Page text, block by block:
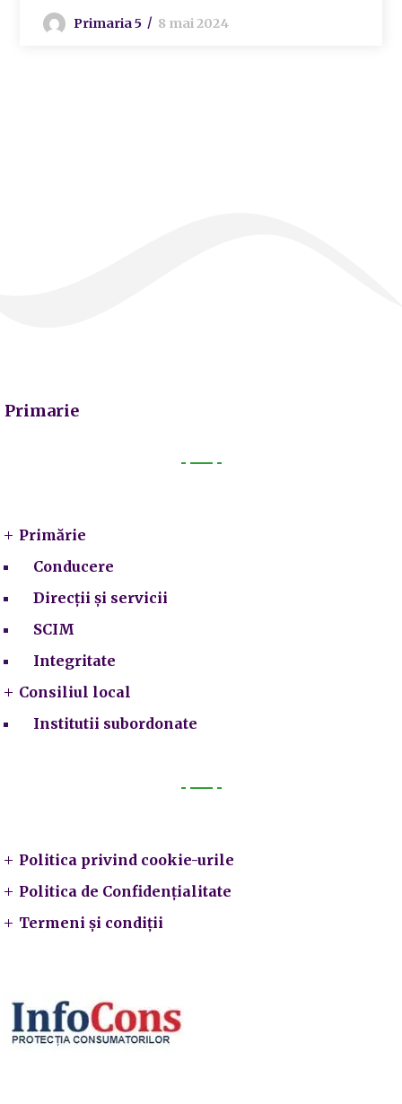
Primaria 5 8 mai 2024
Primarie
Primărie
Conducere
Direcții și servicii
SCIM
Integritate
Consiliul local
Institutii subordonate
Politica privind cookie-urile
Politica de Confidențialitate
Termeni și condiții